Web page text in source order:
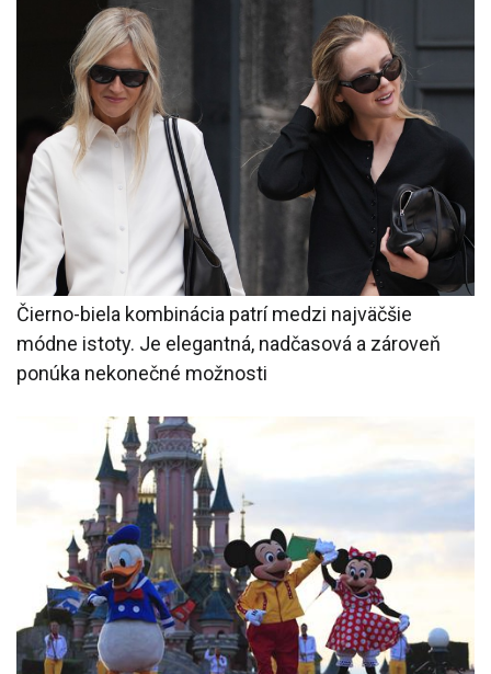
Čierno-biela kombinácia patrí medzi najväčšie
módne istoty. Je elegantná, nadčasová a zároveň
ponúka nekonečné možnosti